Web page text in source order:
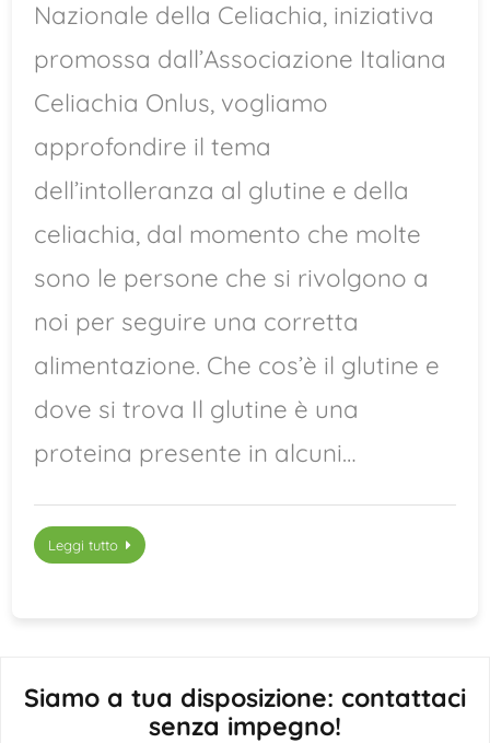
Nazionale della Celiachia, iniziativa
promossa dall’Associazione Italiana
Celiachia Onlus, vogliamo
approfondire il tema
dell’intolleranza al glutine e della
celiachia, dal momento che molte
sono le persone che si rivolgono a
noi per seguire una corretta
alimentazione. Che cos’è il glutine e
dove si trova Il glutine è una
proteina presente in alcuni…
Leggi tutto
Siamo a tua disposizione: contattaci
senza impegno!